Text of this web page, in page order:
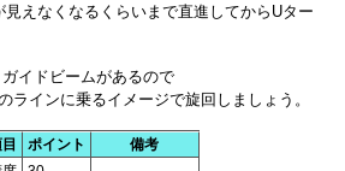
えなくなるくらいまで直進してからUター
イドビームがあるので
ラインに乗るイメージで旋回しましょう。
ポイント
備考